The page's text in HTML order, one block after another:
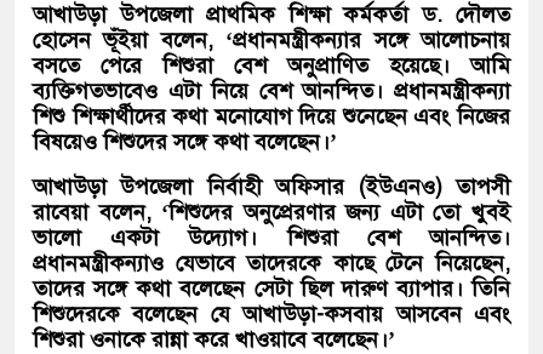
আখাউড়া উপজেলা প্রাথমিক শিক্ষা কর্মকর্তা ড. দৌলত
হোসেন ভূঁইয়া বলেন, ‘প্রধানমন্ত্রীকন্যার সঙ্গে আলোচনায়
বসতে পেরে শিশুরা বেশ অনুপ্রাণিত হয়েছে। আমি
ব্যক্তিগতভাবেও এটা নিয়ে বেশ আনন্দিত। প্রধানমন্ত্রীকন্যা
শিশু শিক্ষার্থীদের কথা মনোযোগ দিয়ে শুনেছেন এবং নিজের
বিষয়েও শিশুদের সঙ্গে কথা বলেছেন।’
আখাউড়া উপজেলা নির্বাহী অফিসার (ইউএনও) তাপসী
রাবেয়া বলেন, ‘শিশুদের অনুপ্রেরণার জন্য এটা তো খুবই
ভালো একটা উদ্যোগ। শিশুরা বেশ আনন্দিত।
প্রধানমন্ত্রীকন্যাও যেভাবে তাদেরকে কাছে টেনে নিয়েছেন,
তাদের সঙ্গে কথা বলেছেন সেটা ছিল দারুণ ব্যাপার। তিনি
শিশুদেরকে বলেছেন যে আখাউড়া-কসবায় আসবেন এবং
শিশুরা ওনাকে রান্না করে খাওয়াবে বলেছেন।’